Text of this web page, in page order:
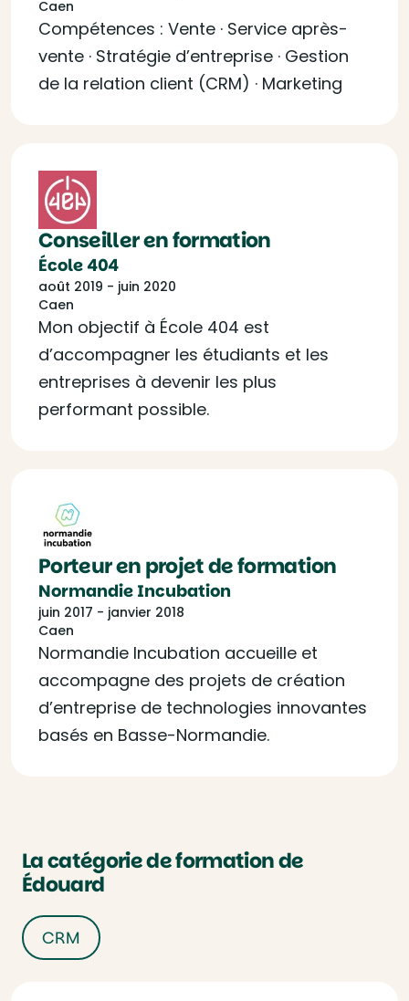
Caen
Compétences : Vente · Service après-
vente · Stratégie d’entreprise · Gestion
de la relation client (CRM) · Marketing
Conseiller en formation
École 404
août 2019 - juin 2020
Caen
Mon objectif à École 404 est
d’accompagner les étudiants et les
entreprises à devenir les plus
performant possible.
Porteur en projet de formation
Normandie Incubation
juin 2017 - janvier 2018
Caen
Normandie Incubation accueille et
accompagne des projets de création
d’entreprise de technologies innovantes
basés en Basse-Normandie.
La catégorie de formation de
Édouard
CRM